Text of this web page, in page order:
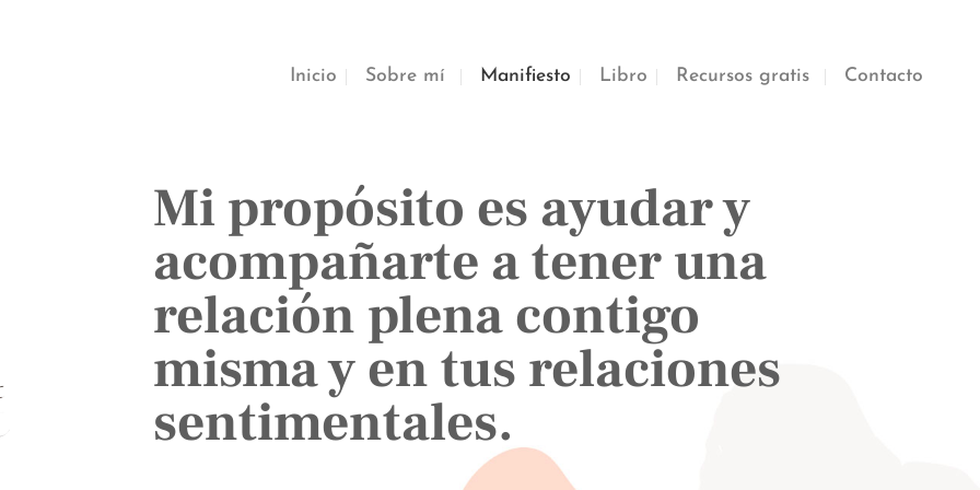
Inicio Sobre mí Manifiesto Libro Recursos gratis Contacto
Mi propósito es ayudar y
acompañarte a tener una
relación plena contigo
misma y en tus relaciones
sentimentales.